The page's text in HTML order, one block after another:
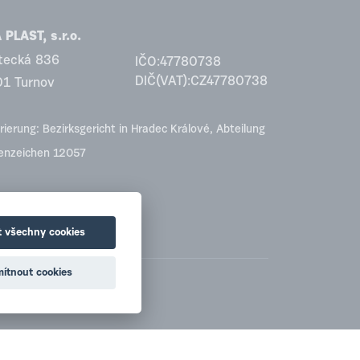
PLAST, s.r.o.
836
Turnov
IČO:47780738
DIČ(VAT):CZ47780738
Bezirksgericht in Hradec Králové, Abteilung
12057
všechny cookies
cookies